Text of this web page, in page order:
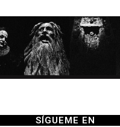
SÍGUEME EN